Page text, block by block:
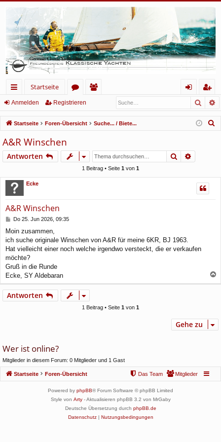
ch
ne
llz
ug
rif
f
Startseite
or
en
lie
de
m
el
n
eg
ist
rie
Anmelden Registrieren
Startseite Foren-Übersicht Suche... / Biete...
A&R Winschen
Antworten Suche
1 Beitrag • Seite 1 von 1
Ecke
A&R Winschen
B
i
t
r
a
Do 25. Jun 2026, 09:35
Moin zusammen,
ich suche originale Winschen von A&R für meine 6KR, BJ 1963.
Hat vielleicht einer noch welche irgendwo versteckt, die er verkaufen
möchte?
Gruß in die Runde
Ecke, SY Aldebaran
a
n
Antworten
1 Beitrag • Seite 1 von 1
Gehe zu
Wer ist online?
Mitglieder in diesem Forum: 0 Mitglieder und 1 Gast
Startseite Foren-Übersicht Mitglieder
Das Team
Powered by phpBB® Forum Software © phpBB Limited
Style von Arty- Aktualisieren phpBB 3.2 von MrGaby
Deutsche Übersetzung durch phpBB.de
Datenschutz| Nutzungsbedingungen